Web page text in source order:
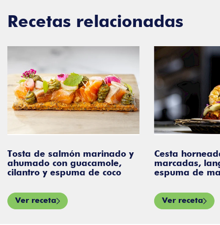
Recetas relacionadas
marinado y
de coco
Cesta horneada con vieiras
marcadas, langostino y
espuma de mar